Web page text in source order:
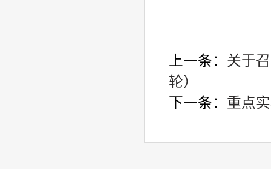
上一条： 关于
轮）
下一条： 重点